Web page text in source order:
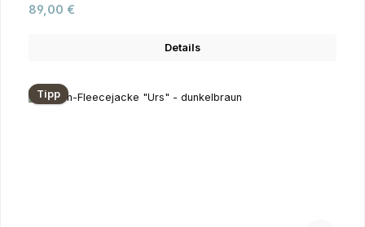
Regulärer Preis:
89,00 €
Details
Tipp